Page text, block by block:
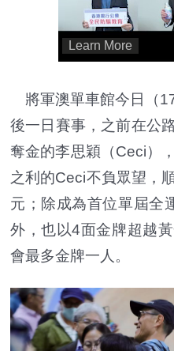
將軍澳單車館今日（
後一日賽事，之前在公
奪金的李思穎（Ceci）
之利的Ceci不負眾望，
元；除成為首位單屆全
外，也以4面金牌超越
會最多金牌一人。